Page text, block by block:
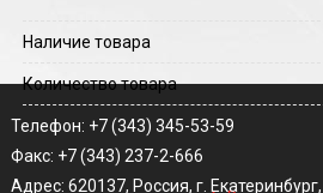
Наличие товара
Количество товара
Телефон: +7 (343) 345-53-59
Факс: +7 (343) 237-2-666
Адрес: 620137, Россия, г. Екатеринбург,